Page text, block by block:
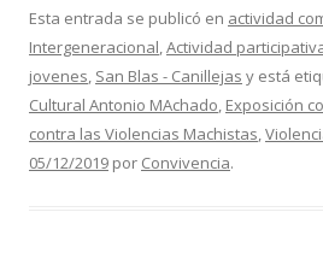
e
b
o
o
k
itt
er
ai
l
m
p
ar
ti
r
Esta entrada se publicó en actividad
Intergeneracional,Actividad
jovenes, San Blas - Canillejas y está
Cultural Antonio MAchado, Exposición
contra las Violencias Machistas,
05/12/2019 por Convivencia.